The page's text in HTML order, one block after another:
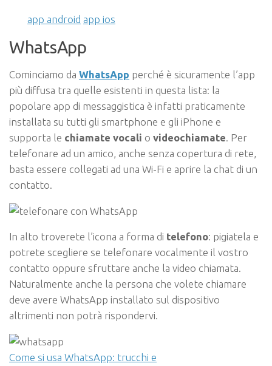
app android app ios
WhatsApp
Cominciamo da WhatsApp perché è sicuramente l’app
più diffusa tra quelle esistenti in questa lista: la
popolare app di messaggistica è infatti praticamente
installata su tutti gli smartphone e gli iPhone e
supporta le chiamate vocali o videochiamate. Per
telefonare ad un amico, anche senza copertura di rete,
basta essere collegati ad una Wi-Fi e aprire la chat di un
contatto.
In alto troverete l’icona a forma di telefono: pigiatela e
potrete scegliere se telefonare vocalmente il vostro
contatto oppure sfruttare anche la video chiamata.
Naturalmente anche la persona che volete chiamare
deve avere WhatsApp installato sul dispositivo
altrimenti non potrà rispondervi.
Come si usa WhatsApp: trucchi e